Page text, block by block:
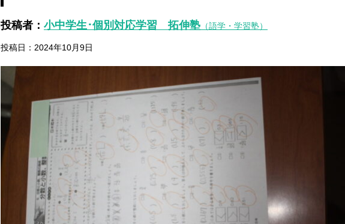
投稿者： 小中学生･個別対応学習 拓伸塾 （語学・学習塾）
投稿日：2024年10月9日